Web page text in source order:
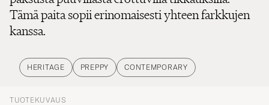
Tämä paita sopii erinomaisesti yhteen farkkujen
kanssa.
HERITAGE PREPPY CONTEMPORARY
TUOTEKUVAUS